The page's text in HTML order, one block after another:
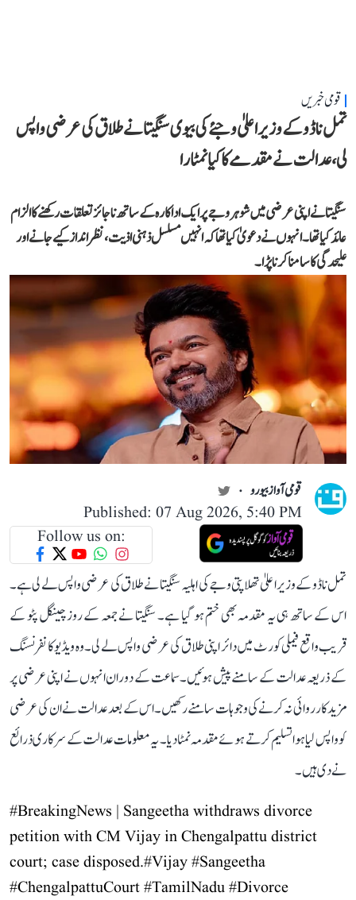
قومی خبریں
تمل ناڈو کے وزیر اعلیٰ وجئے کی بیوی سنگیتا نے طلاق کی عرضی واپس
لی، عدالت نے مقدمے کا کیا نمٹارا
سنگیتا نے اپنی عرضی میں شوہر وجے پر ایک اداکارہ کے ساتھ ناجائز تعلقات رکھنے کا الزام
عائد کیا تھا۔ انہوں نے دعویٰ کیا تھا کہ انہیں مسلسل ذہنی اذیت، نظر انداز کیے جانے اور
علیحدگی کا سامنا کرنا پڑا۔
قومی آواز بیورو
Published: 07 Aug 2026, 5:40 PM
Follow us on:
تمل ناڈو کے وزیر اعلیٰ تھلاپتی وجے کی اہلیہ سنگیتا نے طلاق کی عرضی واپس لے لی ہے۔
اس کے ساتھ ہی یہ مقدمہ بھی ختم ہو گیا ہے۔ سنگیتا نے جمعہ کے روز چینگل پٹو کے
قریب واقع فیملی کورٹ میں دائر اپنی طلاق کی عرضی واپس لے لی۔ وہ ویڈیو کانفرنسنگ
کے ذریعہ عدالت کے سامنے پیش ہوئیں۔ سماعت کے دوران انہوں نے اپنی عرضی پر
مزید کارروائی نہ کرنے کی وجوہات سامنے رکھیں۔ اس کے بعد عدالت نے ان کی عرضی
کو واپس لیا ہوا تسلیم کرتے ہوئے مقدمہ نمٹا دیا۔ یہ معلومات عدالت کے سرکاری ذرائع
نے دی ہیں۔
#BreakingNews | Sangeetha withdraws divorce
petition with CM Vijay in Chengalpattu district
court; case disposed.#Vijay#Sangeetha
#ChengalpattuCourt#TamilNadu#Divorce